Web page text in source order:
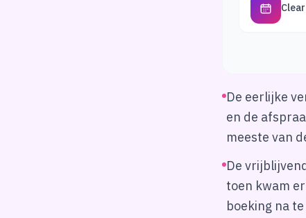
De eerlijke
en de
meeste van
De
toen kwam
boeking na